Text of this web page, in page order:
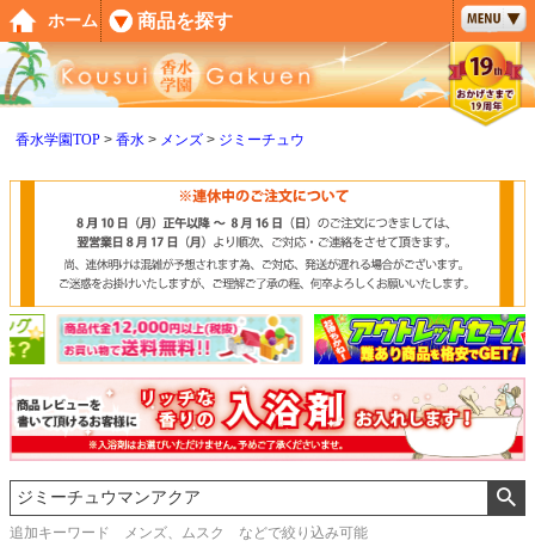
香水学園TOP 香水 メンズ ジミーチュウ
追加キーワード メンズ、ムスク などで絞り込み可能
ペー
ジト
ップ
へ
ホーム 商品を探す